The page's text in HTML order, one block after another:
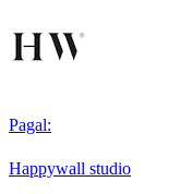
Pagal:
Happywall studio